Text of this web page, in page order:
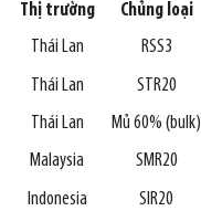
Thị trường Chủng loại
Thái Lan
RSS3
Thái Lan STR20
Thái Lan
Mủ 60% (bulk)
Malaysia
SMR20
Indonesia SIR20